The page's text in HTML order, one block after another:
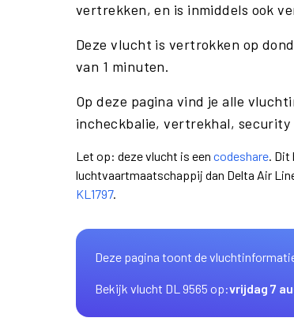
vertrekken, en is inmiddels ook
Deze vlucht is vertrokken op
van 1 minuten.
Op deze pagina vind je alle
incheckbalie, vertrekhal,
Let op: deze vlucht is een codeshare. Dit
luchtvaartmaatschappij dan Delta Air
KL1797.
Deze pagina toont de
Bekijk vlucht DL 9565 op:vrijdag 7